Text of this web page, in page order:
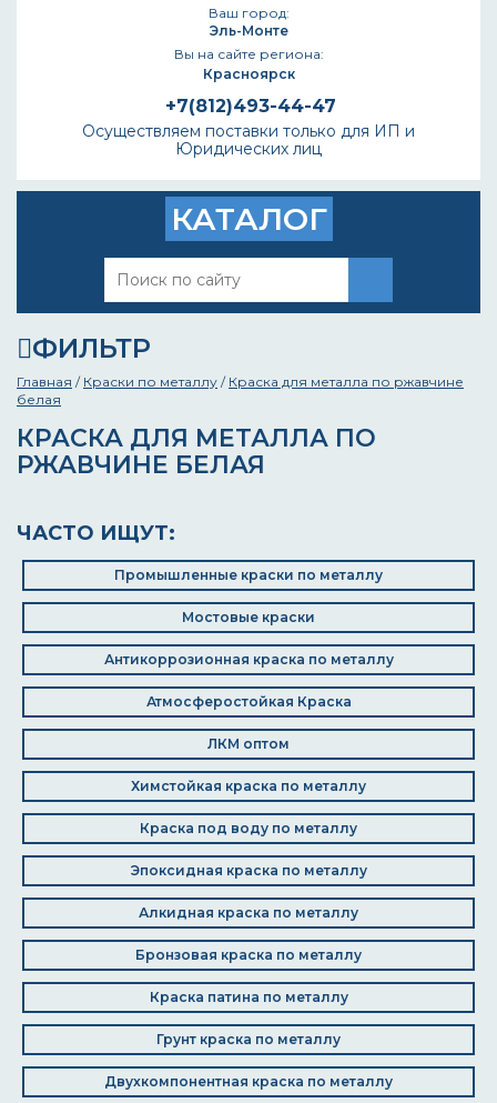
Ваш город:
Эль-Монте
Вы на сайте региона:
Красноярск
+7(812)493-44-47
Осуществляем поставки только для ИП и
Юридических лиц
КАТАЛОГ
ФИЛЬТР
Главная / Краски по металлу / Краска для металла по ржавчине
белая
КРАСКА ДЛЯ МЕТАЛЛА ПО
РЖАВЧИНЕ БЕЛАЯ
ЧАСТО ИЩУТ:
Промышленные краски по металлу
Мостовые краски
Антикоррозионная краска по металлу
Атмосферостойкая Краска
ЛКМ оптом
Химстойкая краска по металлу
Краска под воду по металлу
Эпоксидная краска по металлу
Алкидная краска по металлу
Бронзовая краска по металлу
Краска патина по металлу
Грунт краска по металлу
Двухкомпонентная краска по металлу